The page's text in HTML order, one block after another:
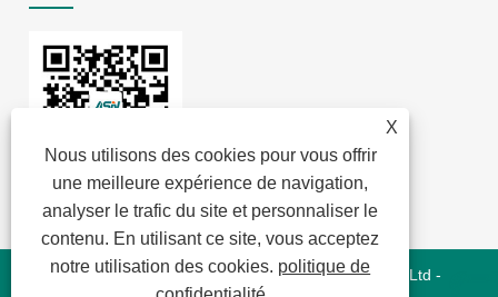
X
Nous utilisons des cookies pour vous offrir
une meilleure expérience de navigation,
analyser le trafic du site et personnaliser le
contenu. En utilisant ce site, vous acceptez
notre utilisation des cookies. politique de
Copyright © 2022 Jansum Electronics Dongguan Co., Ltd -